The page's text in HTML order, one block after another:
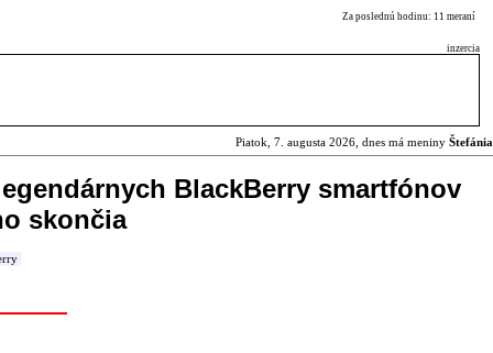
Za poslednú hodinu: 11 meraní
inzercia
Piatok, 7. augusta 2026, dnes má meniny Štefánia
BlackBerry smartfónov
skončia